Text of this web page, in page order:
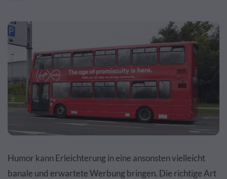
Humor kann Erleichterung in eine ansonsten vielleicht
banale und erwartete Werbung bringen. Die richtige Art